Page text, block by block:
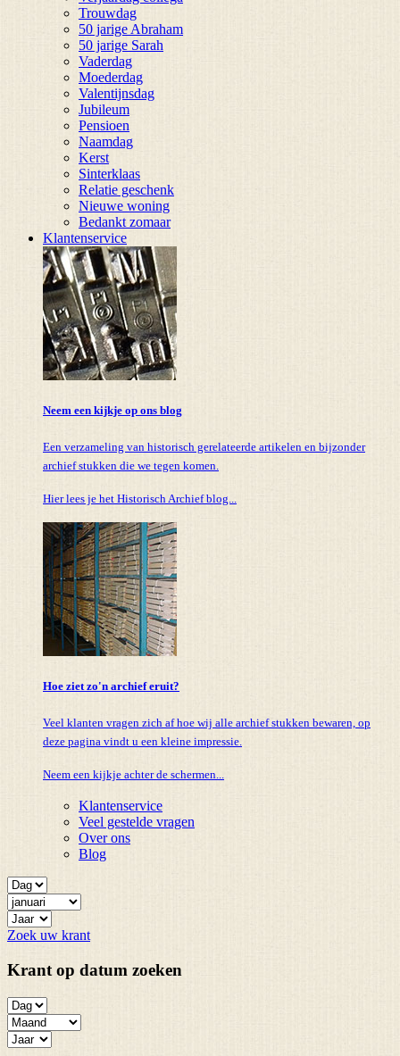
Trouwdag
50 jarige Abraham
50 jarige Sarah
Vaderdag
Moederdag
Valentijnsdag
Jubileum
Pensioen
Naamdag
Kerst
Sinterklaas
Relatie geschenk
Nieuwe woning
Bedankt zomaar
Klantenservice
Neem een kijkje op ons blog
Een verzameling van historisch gerelateerde artikelen en bijzonder
archief stukken die we tegen komen.
Hier lees je het Historisch Archief blog...
Hoe ziet zo'n archief eruit?
Veel klanten vragen zich af hoe wij alle archief stukken bewaren, op
deze pagina vindt u een kleine impressie.
Neem een kijkje achter de schermen...
Klantenservice
Veel gestelde vragen
Over ons
Blog
Zoek uw krant
Krant op datum zoeken